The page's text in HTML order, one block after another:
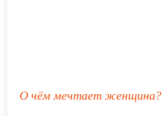
О чём мечтает женщина?